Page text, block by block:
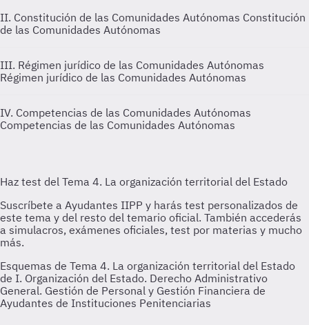
II. Constitución de las Comunidades Autónomas Constitución
de las Comunidades Autónomas
III. Régimen jurídico de las Comunidades Autónomas
Régimen jurídico de las Comunidades Autónomas
IV. Competencias de las Comunidades Autónomas
Competencias de las Comunidades Autónomas
Esquemas de Tema 4. La organización territorial del Estado
de I. Organización del Estado. Derecho Administrativo
General. Gestión de Personal y Gestión Financiera de
Ayudantes de Instituciones Penitenciarias